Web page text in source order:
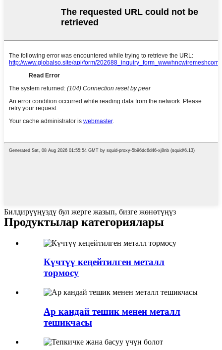
Билдирүүңүздү бул жерге жазып, бизге жөнөтүңүз
Продуктылар категориялары
Күчтүү кеңейтилген металл
тормосу
Ар кандай тешик менен металл
тешикчасы